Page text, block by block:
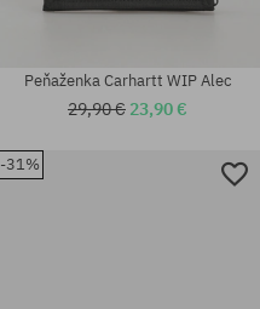
Peňaženka Carhartt WIP Alec
29,90 € 23,90 €
-31%